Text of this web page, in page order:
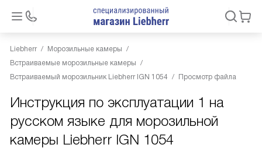
Liebherr
Морозильные камеры
Встраиваемые морозильные камеры
Встраиваемый морозильник Liebherr IGN 1054
Просмотр файла
Инструкция по эксплуатации 1 на
русском языке для морозильной
камеры Liebherr IGN 1054